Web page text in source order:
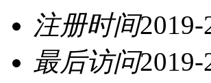
注册时间2019-
最后访问2019-